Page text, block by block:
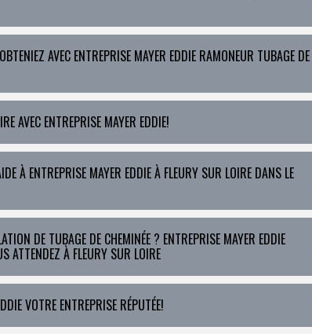
AVEC ENTREPRISE MAYER EDDIE RAMONEUR TUBAGE DE
AVEC ENTREPRISE MAYER EDDIE!
À ENTREPRISE MAYER EDDIE À FLEURY SUR LOIRE DANS LE
DE TUBAGE DE CHEMINÉE ? ENTREPRISE MAYER EDDIE
ATTENDEZ À FLEURY SUR LOIRE
VOTRE ENTREPRISE RÉPUTÉE!